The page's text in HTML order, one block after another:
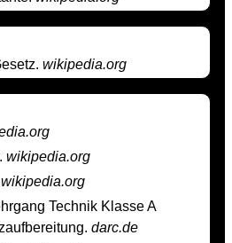
wikipedia.org
wikipedia.org
wikipedia.org
Technik Klasse A
darc.de